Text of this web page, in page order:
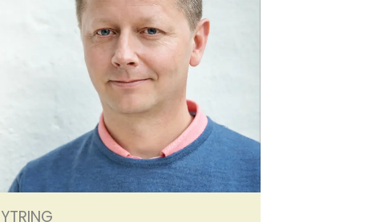
YTRING